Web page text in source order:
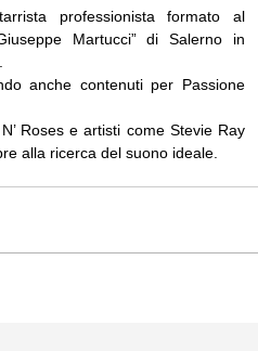
professionista formato al
Martucci” di Salerno in
anche contenuti per Passione
Roses e artisti come Stevie Ray
alla ricerca del suono ideale.